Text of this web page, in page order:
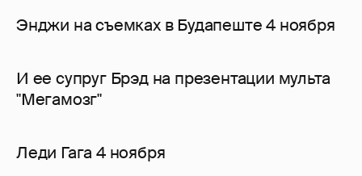
Энджи на съемках в Будапеште 4 ноября
И ее супруг Брэд на презентации мульта
"Мегамозг"
Леди Гага 4 ноября